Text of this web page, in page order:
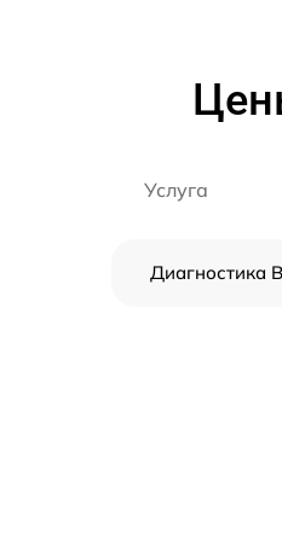
Услуга
Диагностика